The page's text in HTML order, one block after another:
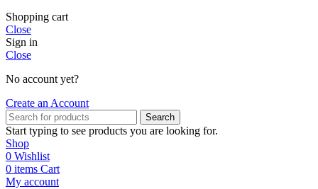
Shopping cart
Close
Sign in
Close
No account yet?
Create an Account
Search
Start typing to see products you are looking for.
Shop
0 Wishlist
0 items Cart
My account